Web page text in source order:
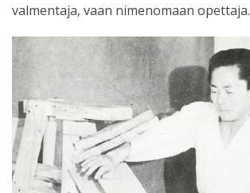
valmentaja, vaan nimenomaan opettaja.